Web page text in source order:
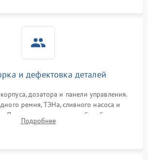
и дефектовка деталей
дозатора и панели управления.
ремня, ТЭНа, сливного насоса и
Проверка подшипников барабана и
износ, а манжеты люка на разрывы.
Подробнее